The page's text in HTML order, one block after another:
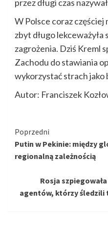
przez długi czas
W Polsce coraz częściej
zbyt długo lekceważyła
zagrożenia. Dziś Kreml
Zachodu do stawiania
wykorzystać strach jako
Autor: Franciszek
Kontynuuj
czytanie
Poprzedni
Putin w Pekinie: między
regionalną zależnością
Rosja
agentów, którzy śledzili